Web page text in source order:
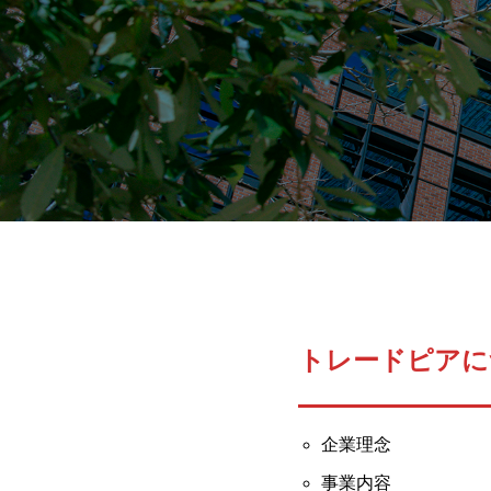
トレードピア
企業理念
事業内容